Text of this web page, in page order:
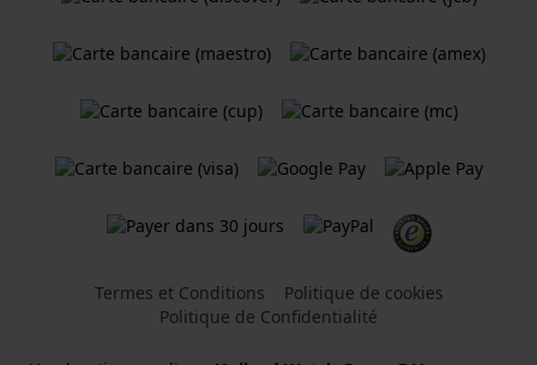
Termes et Conditions
Politique de cookies
Politique de Confidentialité